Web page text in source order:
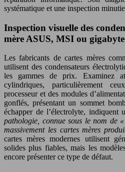
systématique et une inspection
Inspection visuelle des
mère ASUS, MSI ou gigabyte
Les fabricants de cartes mères
utilisent des condensateurs
les gammes de prix. Examinez
cylindriques, particulièrement
processeur et des modules
gonflés, présentant un sommet
échapper de l’électrolyte, indiquent
pathologie, connue sous le nom de
massivement les cartes mères
cartes mères modernes utilisent
solides plus fiables, mais les
encore présenter ce type de défaut.